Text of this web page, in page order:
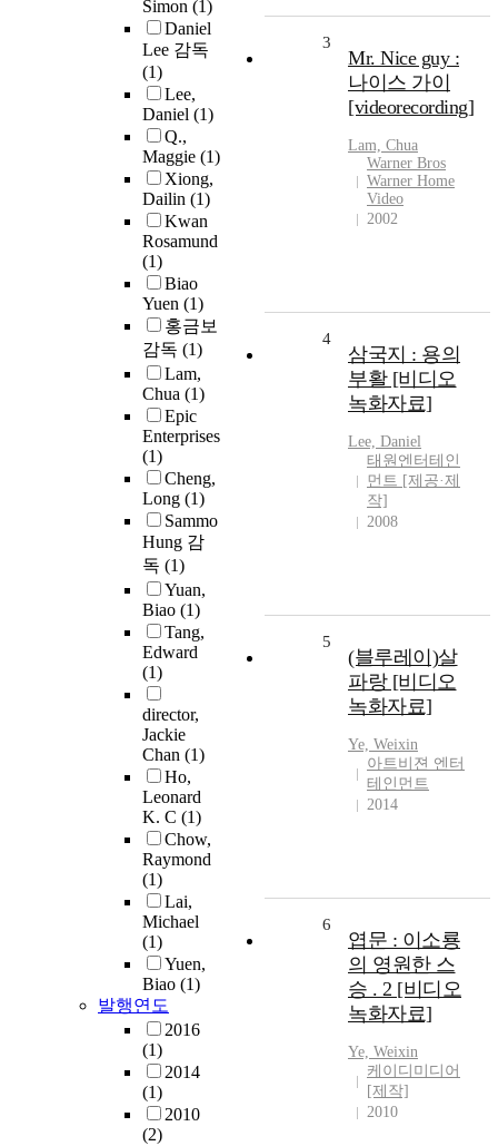
Simon (1)
Daniel
Lee 감독
(1)
Lee,
Daniel (1)
Q.,
Maggie (1)
Xiong,
Dailin (1)
Kwan
Rosamund
(1)
Biao
Yuen (1)
홍금보
감독 (1)
Lam,
Chua (1)
Epic
Enterprises
(1)
Cheng,
Long (1)
Sammo
Hung 감
독 (1)
Yuan,
Biao (1)
Tang,
Edward
(1)
director,
Jackie
Chan (1)
Ho,
Leonard
K. C (1)
Chow,
Raymond
(1)
Lai,
Michael
(1)
Yuen,
Biao (1)
발행연도
2016
(1)
2014
(1)
2010
(2)
3
Mr. Nice guy :
나이스 가이
[videorecording]
Lam, Chua
Warner Bros
Warner Home
Video
2002
4
삼국지 : 용의
부활 [비디오
녹화자료]
Lee, Daniel
태원엔터테인
먼트 [제공·제
작]
2008
5
(블루레이)살
파랑 [비디오
녹화자료]
Ye, Weixin
아트비젼 엔터
테인먼트
2014
6
엽문 : 이소룡
의 영원한 스
승 . 2 [비디오
녹화자료]
Ye, Weixin
케이디미디어
[제작]
2010